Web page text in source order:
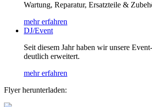
Wartung, Reparatur, Ersatzteile &
mehr erfahren
DJ/Event
Seit diesem Jahr haben wir unsere
deutlich erweitert.
mehr erfahren
Flyer herunterladen: